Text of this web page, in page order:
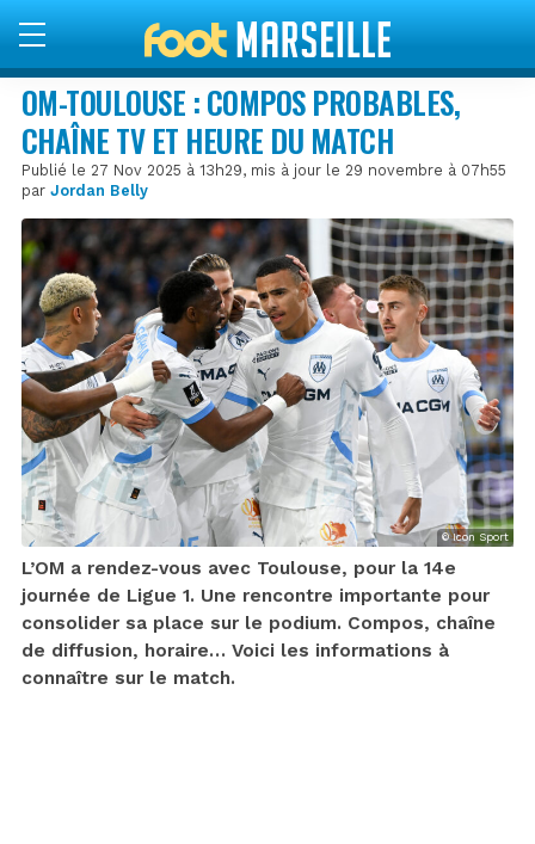
OM-TOULOUSE : COMPOS PROBABLES,
CHAÎNE TV ET HEURE DU MATCH
Publié le 27 Nov 2025 à 13h29, mis à jour le 29 novembre à 07h55
par Jordan Belly
© Icon Sport
L’OM a rendez-vous avec Toulouse, pour la 14e
journée de Ligue 1. Une rencontre importante pour
consolider sa place sur le podium. Compos, chaîne
de diffusion, horaire… Voici les informations à
connaître sur le match.